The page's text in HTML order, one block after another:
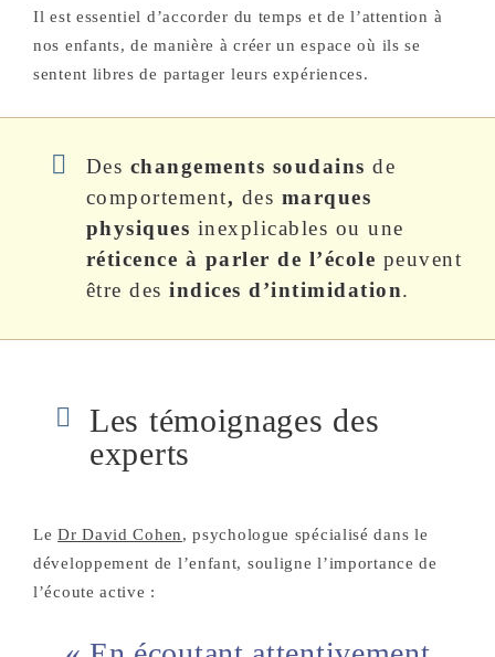
Il est essentiel d’accorder du temps et de l’attention à
nos enfants, de manière à créer un espace où ils se
sentent libres de partager leurs expériences.
Des changements soudainsde
comportement, des marques
physiques inexplicables ou une
réticence à parler de l’école peuvent
être des indices d’intimidation.
Les témoignages des
experts
LeDr David Cohen, psychologue spécialisé dans le
développement de l’enfant, souligne l’importance de
l’écoute active :